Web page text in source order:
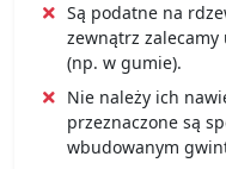
Są podatne na
zewnątrz
(np. w gumie).
Nie należy ich
przeznaczone są
wbudowanym